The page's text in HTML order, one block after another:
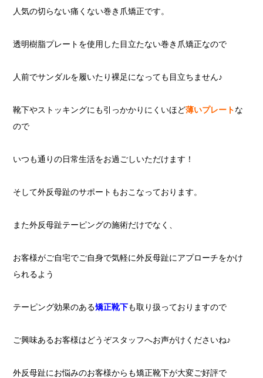
人気の切らない痛くない巻き爪矯正です。
透明樹脂プレートを使用した目立たない巻き爪矯正なので
人前でサンダルを履いたり裸足になっても目立ちません♪
靴下やストッキングにも引っかかりにくいほど薄いプレートな
ので
いつも通りの日常生活をお過ごしいただけます！
そして外反母趾のサポートもおこなっております。
また外反母趾テーピングの施術だけでなく、
お客様がご自宅でご自身で気軽に外反母趾にアプローチをかけ
られるよう
テーピング効果のある矯正靴下も取り扱っておりますので
ご興味あるお客様はどうぞスタッフへお声がけくださいね♪
外反母趾にお悩みのお客様からも矯正靴下が大変ご好評で